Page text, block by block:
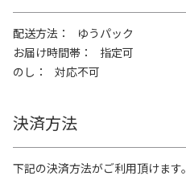
配送方法
ゆうパック
お届け時間帯
指定可
のし
対応不可
決済方法
下記の決済方法がご利用頂けます。